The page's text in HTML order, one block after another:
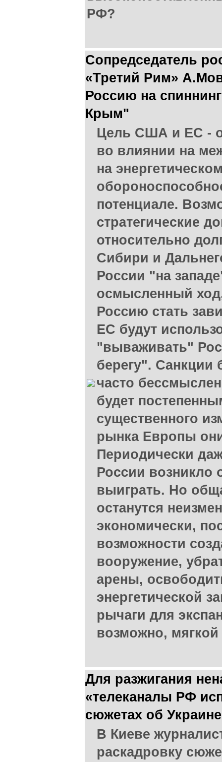
РФ?
Сопредседатель
«Третий Рим»
Россию на
Крым"
Цель США и ЕС -
во влиянии на
на
потенциале.
стратегические
относительно
Сибири и
России "на
осмысленный
Россию стать
ЕС будут
"вываживать"
берегу". Санкции
часто
будет
существенного
рынка Европы
Периодически
России возникло
выиграть. Но
останутся
экономически,
возможности
вооружение,
арены,
энергетической
рычаги для
возможно,
Для разжигания
«телеканалы РФ
сюжетах об
В Киеве
раскадровку